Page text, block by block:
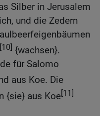
Silber in Jerusalem
und die Zedern
[10] {wachsen}.
für Salomo
aus Koe. Die
{sie} aus Koe[11]